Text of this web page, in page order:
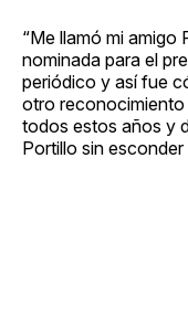
“Me llamó mi amigo
nominada para el
periódico y así fue
otro
todos estos años y
Portillo sin